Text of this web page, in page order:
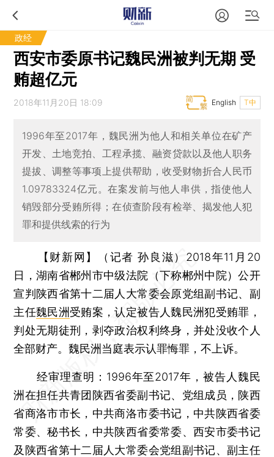
政经
西安市委原书记魏民洲被判无期 受
贿超亿元
2018年11月20日 18:09 T中
English
1996年至2017年，魏民洲为他人和相关单位在矿产
开发、土地竞拍、工程承揽、融资贷款以及他人职务
提拔、调整等事项上提供帮助，收受财物折合人民币
1.09783324亿元。在案发前与他人串供，指使他人
销毁部分受贿所得；在侦查阶段有检举、揭发他人犯
罪和提供线索的行为
【财新网】（记者 孙良滋） 2018年11月20
日，湖南省郴州市中级法院（下称郴州中院）公开
宣判陕西省第十二届人大常委会原党组副书记、副
主任魏民洲受贿案，认定被告人魏民洲犯受贿罪，
判处无期徒刑，剥夺政治权利终身，并处没收个人
全部财产。魏民洲当庭表示认罪悔罪，不上诉。
经审理查明：1996年至2017年，被告人魏民
洲在担任共青团陕西省委副书记、党组成员，陕西
省商洛市市长，中共商洛市委书记，中共陕西省委
常委、秘书长，中共陕西省委常委、西安市委书记
及陕西省第十二届人大常委会党组副书记、副主任